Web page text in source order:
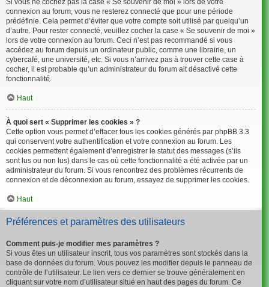
Si vous ne cochez pas la case « Se souvenir de moi » lors de votre
connexion au forum, vous ne resterez connecté que pour une période
prédéfinie. Cela permet d’éviter que votre compte soit utilisé par quelqu’un
d’autre. Pour rester connecté, veuillez cocher la case « Se souvenir de moi »
lors de votre connexion au forum. Ceci n’est pas recommandé si vous
accédez au forum depuis un ordinateur public, comme une librairie, un
cybercafé, une université, etc. Si vous n’arrivez pas à trouver cette case à
cocher, il est probable qu’un administrateur du forum ait désactivé cette
fonctionnalité.
Haut
À quoi sert « Supprimer les cookies » ?
Cette option vous permet d’effacer tous les cookies générés par phpBB 3.3
qui conservent votre authentification et votre connexion au forum. Les
cookies permettent également d’enregistrer le statut des messages (s’ils
sont lus ou non lus) dans le cas où cette fonctionnalité a été activée par un
administrateur du forum. Si vous rencontrez des problèmes récurrents de
connexion et de déconnexion au forum, essayez de supprimer les cookies.
Haut
Préférences et paramètres des utilisateurs
Comment puis-je modifier mes paramètres ?
Si vous êtes un utilisateur inscrit, tous vos paramètres sont stockés dans la
base de données du forum. Vous pouvez les modifier depuis le panneau de
contrôle de l’utilisateur. Le lien vers ce dernier se trouve généralement en
cliquant sur votre nom d’utilisateur situé en haut des pages du forum. Ce